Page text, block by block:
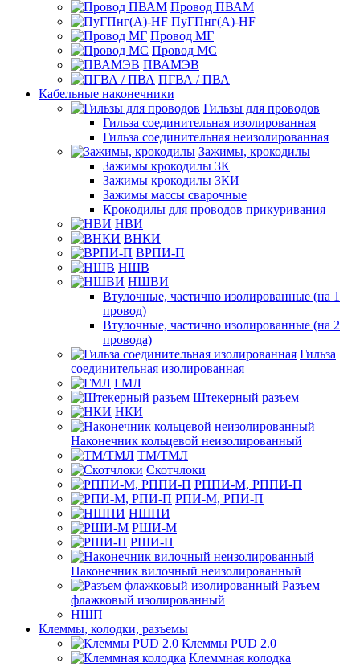
Провод ПВАМ
ПуГПнг(A)-HF
Провод МГ
Провод МС
ПВАМЭВ
ПГВА / ПВА
Кабельные наконечники
Гильзы для проводов
Гильза соединительная изолированная
Гильза соединительная неизолированная
Зажимы, крокодилы
Зажимы крокодилы ЗК
Зажимы крокодилы ЗКИ
Зажимы массы сварочные
Крокодилы для проводов прикуривания
НВИ
ВНКИ
ВРПИ-П
НШВ
НШВИ
Втулочные, частично изолированные (на 1
провод)
Втулочные, частично изолированные (на 2
провода)
Гильза
соединительная изолированная
ГМЛ
Штекерный разъем
НКИ
Наконечник кольцевой неизолированный
ТМ/ТМЛ
Скотчлоки
РППИ-М, РППИ-П
РПИ-М, РПИ-П
НШПИ
РШИ-М
РШИ-П
Наконечник вилочный неизолированный
Разъем
флажковый изолированный
НШП
Клеммы, колодки, разъемы
Клеммы PUD 2.0
Клеммная колодка